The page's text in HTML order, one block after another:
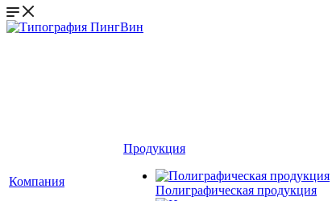
Компания
Продукция
Полиграфическая продукция